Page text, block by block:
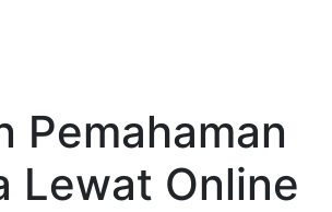
Pemahaman
Lewat Online